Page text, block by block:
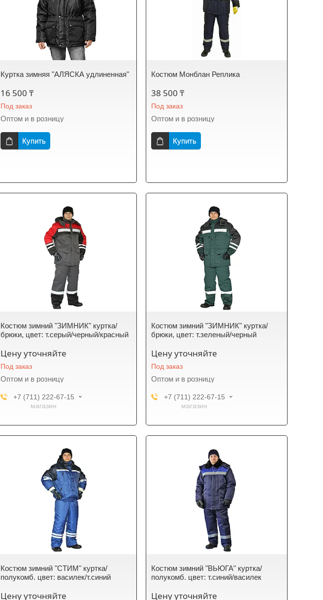
Куртка зимняя "АЛЯСКА удлиненная"
16 500 ₸
Под заказ
Оптом и в розницу
Купить
Костюм Монблан Реплика
38 500 ₸
Под заказ
Оптом и в розницу
Купить
Костюм зимний "ЗИМНИК" куртка/
брюки, цвет: т.серый/черный/красный
Цену уточняйте
Под заказ
Оптом и в розницу
+7 (711) 222-67-15
магазин
Костюм зимний "ЗИМНИК" куртка/
брюки, цвет: т.зеленый/черный
Цену уточняйте
Под заказ
Оптом и в розницу
+7 (711) 222-67-15
магазин
Костюм зимний "СТИМ" куртка/
полукомб. цвет: василек/т.синий
Цену уточняйте
Костюм зимний "ВЬЮГА" куртка/
полукомб. цвет: т.синий/василек
Цену уточняйте